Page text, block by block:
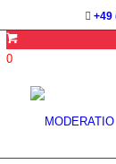
+49
0